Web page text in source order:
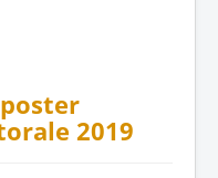
2019